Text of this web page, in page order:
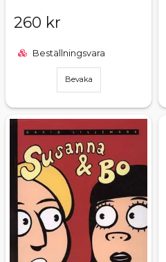
260 kr
Beställningsvara
Bevaka